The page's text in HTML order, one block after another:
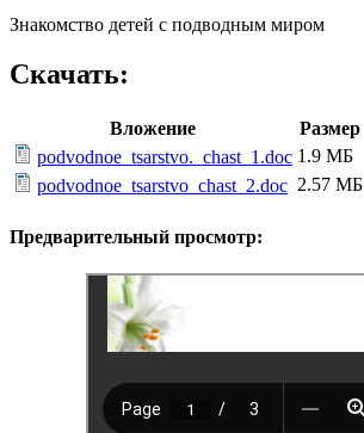
Знакомство детей с подводным миром
Скачать:
Вложение
Размер
podvodnoe_tsarstvo._chast_1.doc 1.9 МБ
podvodnoe_tsarstvo_chast_2.doc 2.57 МБ
Предварительный просмотр: